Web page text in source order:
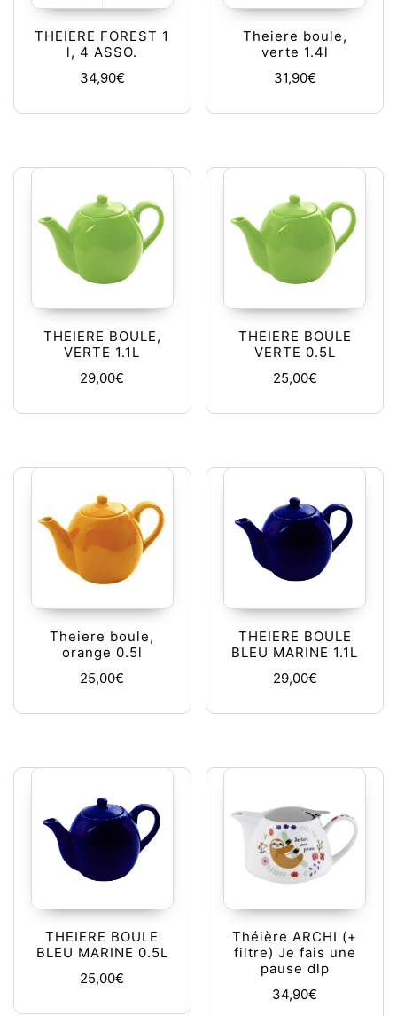
THEIERE FOREST 1
l, 4 ASSO.
34,90€
Theiere boule,
verte 1.4l
31,90€
THEIERE BOULE,
VERTE 1.1L
29,00€
THEIERE BOULE
VERTE 0.5L
25,00€
Theiere boule,
orange 0.5l
25,00€
THEIERE BOULE
BLEU MARINE 1.1L
29,00€
THEIERE BOULE
BLEU MARINE 0.5L
25,00€
Théière ARCHI (+
filtre) Je fais une
pause dlp
34,90€